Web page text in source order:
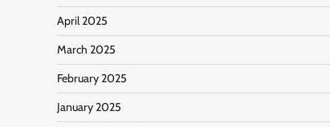
April 2025
March 2025
February 2025
January 2025